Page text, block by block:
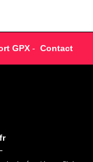
GPX- Contact